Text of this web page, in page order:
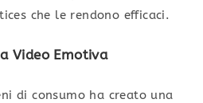
che le rendono efficaci.
Video Emotiva
di consumo ha creato una